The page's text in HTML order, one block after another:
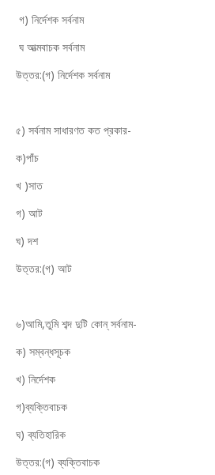
গ) নির্দেশক সর্বনাম
ঘ আত্মবাচক সর্বনাম
উত্তর:(গ) নির্দেশক সর্বনাম
৫) সর্বনাম সাধারণত কত প্রকার-
ক)পাঁচ
খ )সাত
গ) আট
ঘ) দশ
উত্তর:(গ) আট
৬)আমি,তুমি শব্দ দুটি কোন্ সর্বনাম-
ক) সম্বন্ধসূচক
খ) নির্দেশক
গ)ব্যক্তিবাচক
ঘ) ব্যতিহারিক
উত্তর:(গ) ব্যক্তিবাচক